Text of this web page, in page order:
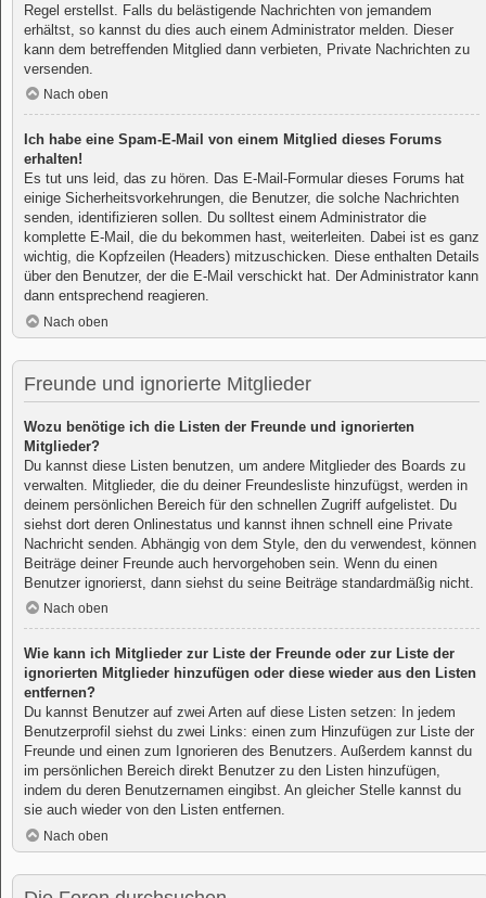
Regel erstellst. Falls du belästigende Nachrichten von jemandem
erhältst, so kannst du dies auch einem Administrator melden. Dieser
kann dem betreffenden Mitglied dann verbieten, Private Nachrichten zu
versenden.
Nach oben
Ich habe eine Spam-E-Mail von einem Mitglied dieses Forums
erhalten!
Es tut uns leid, das zu hören. Das E-Mail-Formular dieses Forums hat
einige Sicherheitsvorkehrungen, die Benutzer, die solche Nachrichten
senden, identifizieren sollen. Du solltest einem Administrator die
komplette E-Mail, die du bekommen hast, weiterleiten. Dabei ist es ganz
wichtig, die Kopfzeilen (Headers) mitzuschicken. Diese enthalten Details
über den Benutzer, der die E-Mail verschickt hat. Der Administrator kann
dann entsprechend reagieren.
Nach oben
Freunde und ignorierte Mitglieder
Wozu benötige ich die Listen der Freunde und ignorierten
Mitglieder?
Du kannst diese Listen benutzen, um andere Mitglieder des Boards zu
verwalten. Mitglieder, die du deiner Freundesliste hinzufügst, werden in
deinem persönlichen Bereich für den schnellen Zugriff aufgelistet. Du
siehst dort deren Onlinestatus und kannst ihnen schnell eine Private
Nachricht senden. Abhängig von dem Style, den du verwendest, können
Beiträge deiner Freunde auch hervorgehoben sein. Wenn du einen
Benutzer ignorierst, dann siehst du seine Beiträge standardmäßig nicht.
Nach oben
Wie kann ich Mitglieder zur Liste der Freunde oder zur Liste der
ignorierten Mitglieder hinzufügen oder diese wieder aus den Listen
entfernen?
Du kannst Benutzer auf zwei Arten auf diese Listen setzen: In jedem
Benutzerprofil siehst du zwei Links: einen zum Hinzufügen zur Liste der
Freunde und einen zum Ignorieren des Benutzers. Außerdem kannst du
im persönlichen Bereich direkt Benutzer zu den Listen hinzufügen,
indem du deren Benutzernamen eingibst. An gleicher Stelle kannst du
sie auch wieder von den Listen entfernen.
Nach oben